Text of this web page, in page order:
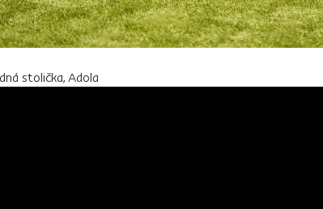
stolička, Adola